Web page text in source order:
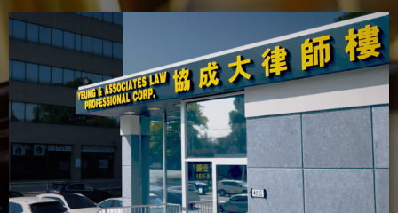
语言Languages
联络电话：(437) 990-0999